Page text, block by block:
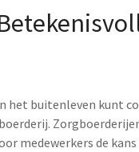
het buitenleven kunt
medewerkers de